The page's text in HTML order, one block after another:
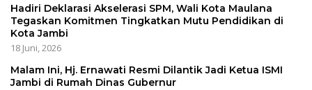
Hadiri Deklarasi Akselerasi SPM, Wali Kota Maulana
Tegaskan Komitmen Tingkatkan Mutu Pendidikan di
Kota Jambi
18 Juni, 2026
Malam Ini, Hj. Ernawati Resmi Dilantik Jadi Ketua ISMI
Jambi di Rumah Dinas Gubernur